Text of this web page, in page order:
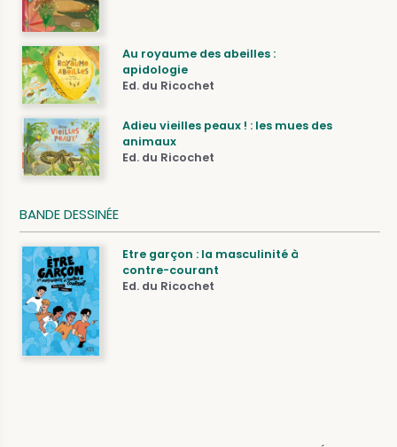
Au royaume des abeilles :
apidologie
Ed. du Ricochet
Adieu vieilles peaux ! : les mues des
animaux
Ed. du Ricochet
BANDE DESSINÉE
Etre garçon : la masculinité à
contre-courant
Ed. du Ricochet